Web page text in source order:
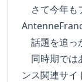
さて今年も
話題を追っ
同時期では
ンス関連サイ